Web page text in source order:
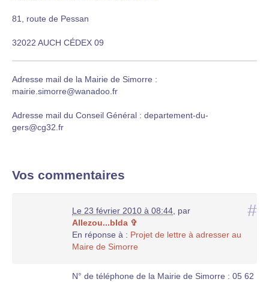
81, route de Pessan
32022 AUCH CÉDEX 09
Adresse mail de la Mairie de Simorre :
mairie.simorre@wanadoo.fr
Adresse mail du Conseil Général : departement-du-
gers@cg32.fr
Vos commentaires
#
Le 23 février 2010 à 08:44 par
Allezou...bIda ✞
En réponse à : Projet de lettre à adresser au
Maire de Simorre
N° de téléphone de la Mairie de Simorre : 05 62